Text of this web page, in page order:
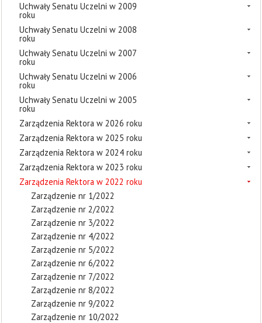
Uchwały Senatu Uczelni w 2009
roku
Uchwały Senatu Uczelni w 2008
roku
Uchwały Senatu Uczelni w 2007
roku
Uchwały Senatu Uczelni w 2006
roku
Uchwały Senatu Uczelni w 2005
roku
Zarządzenia Rektora w 2026 roku
Zarządzenia Rektora w 2025 roku
Zarządzenia Rektora w 2024 roku
Zarządzenia Rektora w 2023 roku
Zarządzenia Rektora w 2022 roku
Zarządzenie nr 1/2022
Zarządzenie nr 2/2022
Zarządzenie nr 3/2022
Zarządzenie nr 4/2022
Zarządzenie nr 5/2022
Zarządzenie nr 6/2022
Zarządzenie nr 7/2022
Zarządzenie nr 8/2022
Zarządzenie nr 9/2022
Zarządzenie nr 10/2022